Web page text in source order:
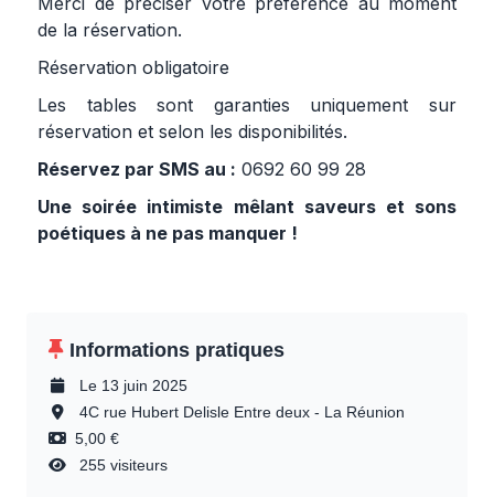
de la réservation.
Réservation obligatoire
Les tables sont garanties uniquement sur
réservation et selon les disponibilités.
Réservez par SMS au : 0692 60 99 28
Une soirée intimiste mêlant saveurs et sons
poétiques à ne pas manquer !
Informations pratiques
Le 13 juin 2025
4C rue Hubert Delisle Entre deux - La Réunion
5,00 €
255 visiteurs